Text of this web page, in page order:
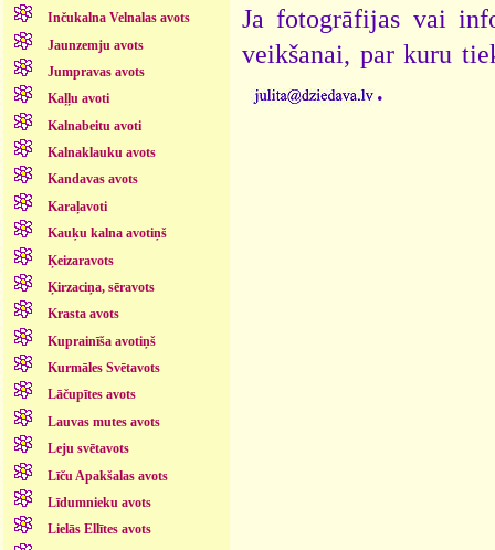
Inčukalna Velnalas avots
Jaunzemju avots
Jumpravas avots
Kaļļu avoti
Kalnabeitu avoti
Kalnaklauku avots
Kandavas avots
Karaļavoti
Kauķu kalna avotiņš
Ķeizaravots
Ķirzaciņa, sēravots
Krasta avots
Kuprainīša avotiņš
Kurmāles Svētavots
Lāčupītes avots
Lauvas mutes avots
Leju svētavots
Līču Apakšalas avots
Līdumnieku avots
Lielās Ellītes avots
Ja fotogrāfijas vai
veikšanai, par kuru
.